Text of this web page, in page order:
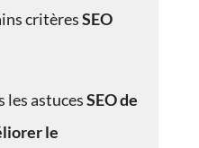
critèresSEO
les astucesSEO de
le